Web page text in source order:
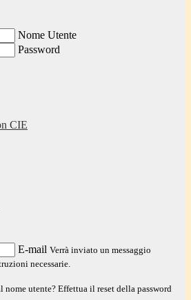
Nome Utente
Password
CIE
E-mail Verrà inviato un messaggio
necessarie.
nome utente? Effettua il reset della password